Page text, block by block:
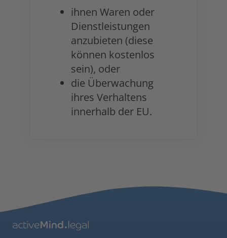
ihnen Waren oder
Dienstleistungen
anzubieten (diese
können kostenlos
sein), oder
die Überwachung
ihres Verhaltens
innerhalb der EU.